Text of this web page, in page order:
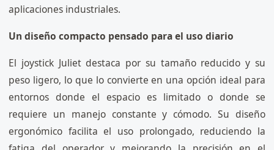
aplicaciones industriales.
Un diseño compacto pensado para el uso diario
El joystick Juliet destaca por su tamaño reducido y su
peso ligero, lo que lo convierte en una opción ideal para
entornos donde el espacio es limitado o donde se
requiere un manejo constante y cómodo. Su diseño
ergonómico facilita el uso prolongado, reduciendo la